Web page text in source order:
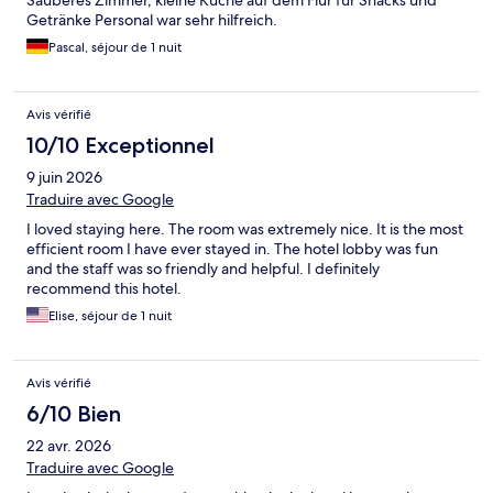
Getränke Personal war sehr hilfreich.
Pascal, séjour de 1 nuit
Avis vérifié
10/10 Exceptionnel
9 juin 2026
Traduire avec Google
I loved staying here. The room was extremely nice. It is the most
efficient room I have ever stayed in. The hotel lobby was fun
and the staff was so friendly and helpful. I definitely
recommend this hotel.
Elise, séjour de 1 nuit
Avis vérifié
6/10 Bien
22 avr. 2026
Traduire avec Google